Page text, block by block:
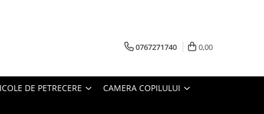
0767271740 0,00
DE PETRECERE CAMERA COPILULUI